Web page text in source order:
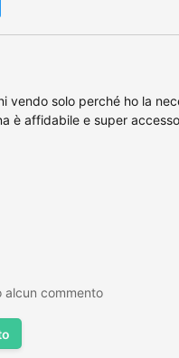
vendo solo perché ho la
è affidabile e super
alcun commento